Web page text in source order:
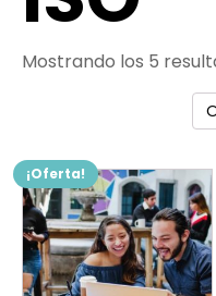
Mostrando los 5
¡Oferta!